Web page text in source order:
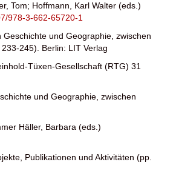
Tom; Hoffmann, Karl Walter (eds.)
978-3-662-65720-1
Geschichte und Geographie, zwischen
245). Berlin: LIT Verlag
Tüxen-Gesellschaft (RTG) 31
und Geographie, zwischen
Häller, Barbara (eds.)
Publikationen und Aktivitäten (pp.